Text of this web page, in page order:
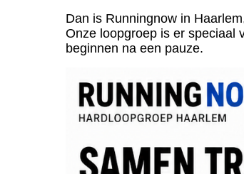
Dan is Runningnow in
Onze loopgroep is er speciaal
beginnen na een pauze.